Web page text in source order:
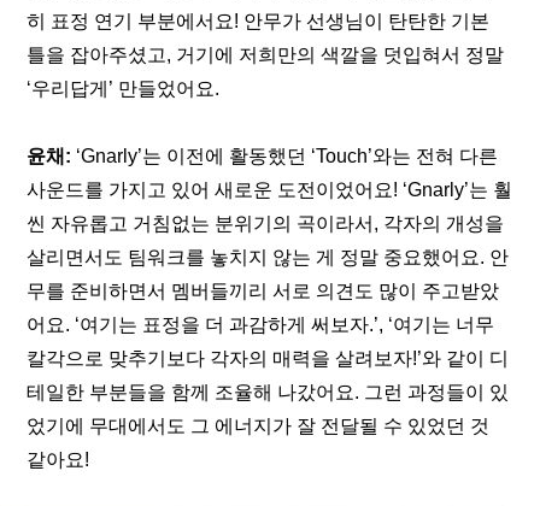
히 표정 연기 부분에서요! 안무가 선생님이 탄탄한 기본
틀을 잡아주셨고, 거기에 저희만의 색깔을 덧입혀서 정말
‘우리답게’ 만들었어요.
윤채: ‘Gnarly’는 이전에 활동했던 ‘Touch’와는 전혀 다른
사운드를 가지고 있어 새로운 도전이었어요! ‘Gnarly’는 훨
씬 자유롭고 거침없는 분위기의 곡이라서, 각자의 개성을
살리면서도 팀워크를 놓치지 않는 게 정말 중요했어요. 안
무를 준비하면서 멤버들끼리 서로 의견도 많이 주고받았
어요. ‘여기는 표정을 더 과감하게 써보자.’, ‘여기는 너무
칼각으로 맞추기보다 각자의 매력을 살려보자!’와 같이 디
테일한 부분들을 함께 조율해 나갔어요. 그런 과정들이 있
었기에 무대에서도 그 에너지가 잘 전달될 수 있었던 것
같아요!